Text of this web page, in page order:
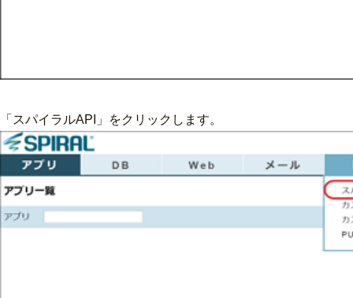
「スパイラルAPI」をクリックします。